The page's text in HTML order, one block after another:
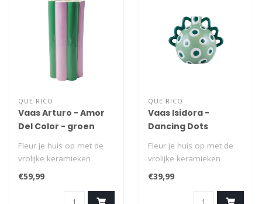
QUE RICO
Vaas Arturo - Amor
Del Color - groen
Fleur je huis op met de
vrolijke keramieken
Arturo vaas van Qué
€59,99
QUE RICO
Vaas Isidora -
Dancing Dots
Fleur je huis op met de
vrolijke keramieken
Isidora vaas van Qué
€39,99